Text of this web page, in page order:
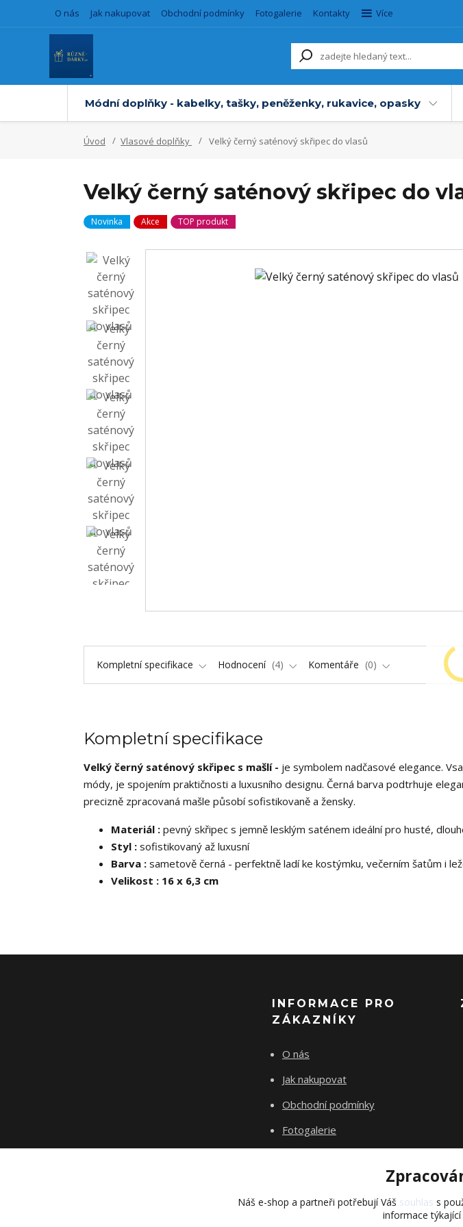
O nás Jak nakupovat Obchodní podmínky Fotogalerie Kontakty Více
Módní doplňky - kabelky, tašky, peněženky, rukavice, opasky
Úvod Vlasové doplňky Velký černý saténový skřipec do vlasů
Velký černý saténový skřipec do
Novinka Akce TOP produkt
Kompletní specifikace Hodnocení 4 Komentáře 0
Kompletní specifikace
Velký černý saténový skřipec s mašlí - je symbolem nadčasové elegance.
módy, je spojením praktičnosti a luxusního designu. Černá barva podtrhuje
precizně zpracovaná mašle působí sofistikovaně a žensky.
Materiál : pevný skřipec s jemně lesklým saténem ideální pro husté,
Styl : sofistikovaný až luxusní
Barva : sametově černá - perfektně ladí ke kostýmku, večerním šatům i
Velikost : 16 x 6,3 cm
INFORMACE PRO
ZÁKAZNÍKY
O nás
Jak nakupovat
Obchodní podmínky
Fotogalerie
Náš e-shop a partneři potřebují Váš souhlas s
informace týkající